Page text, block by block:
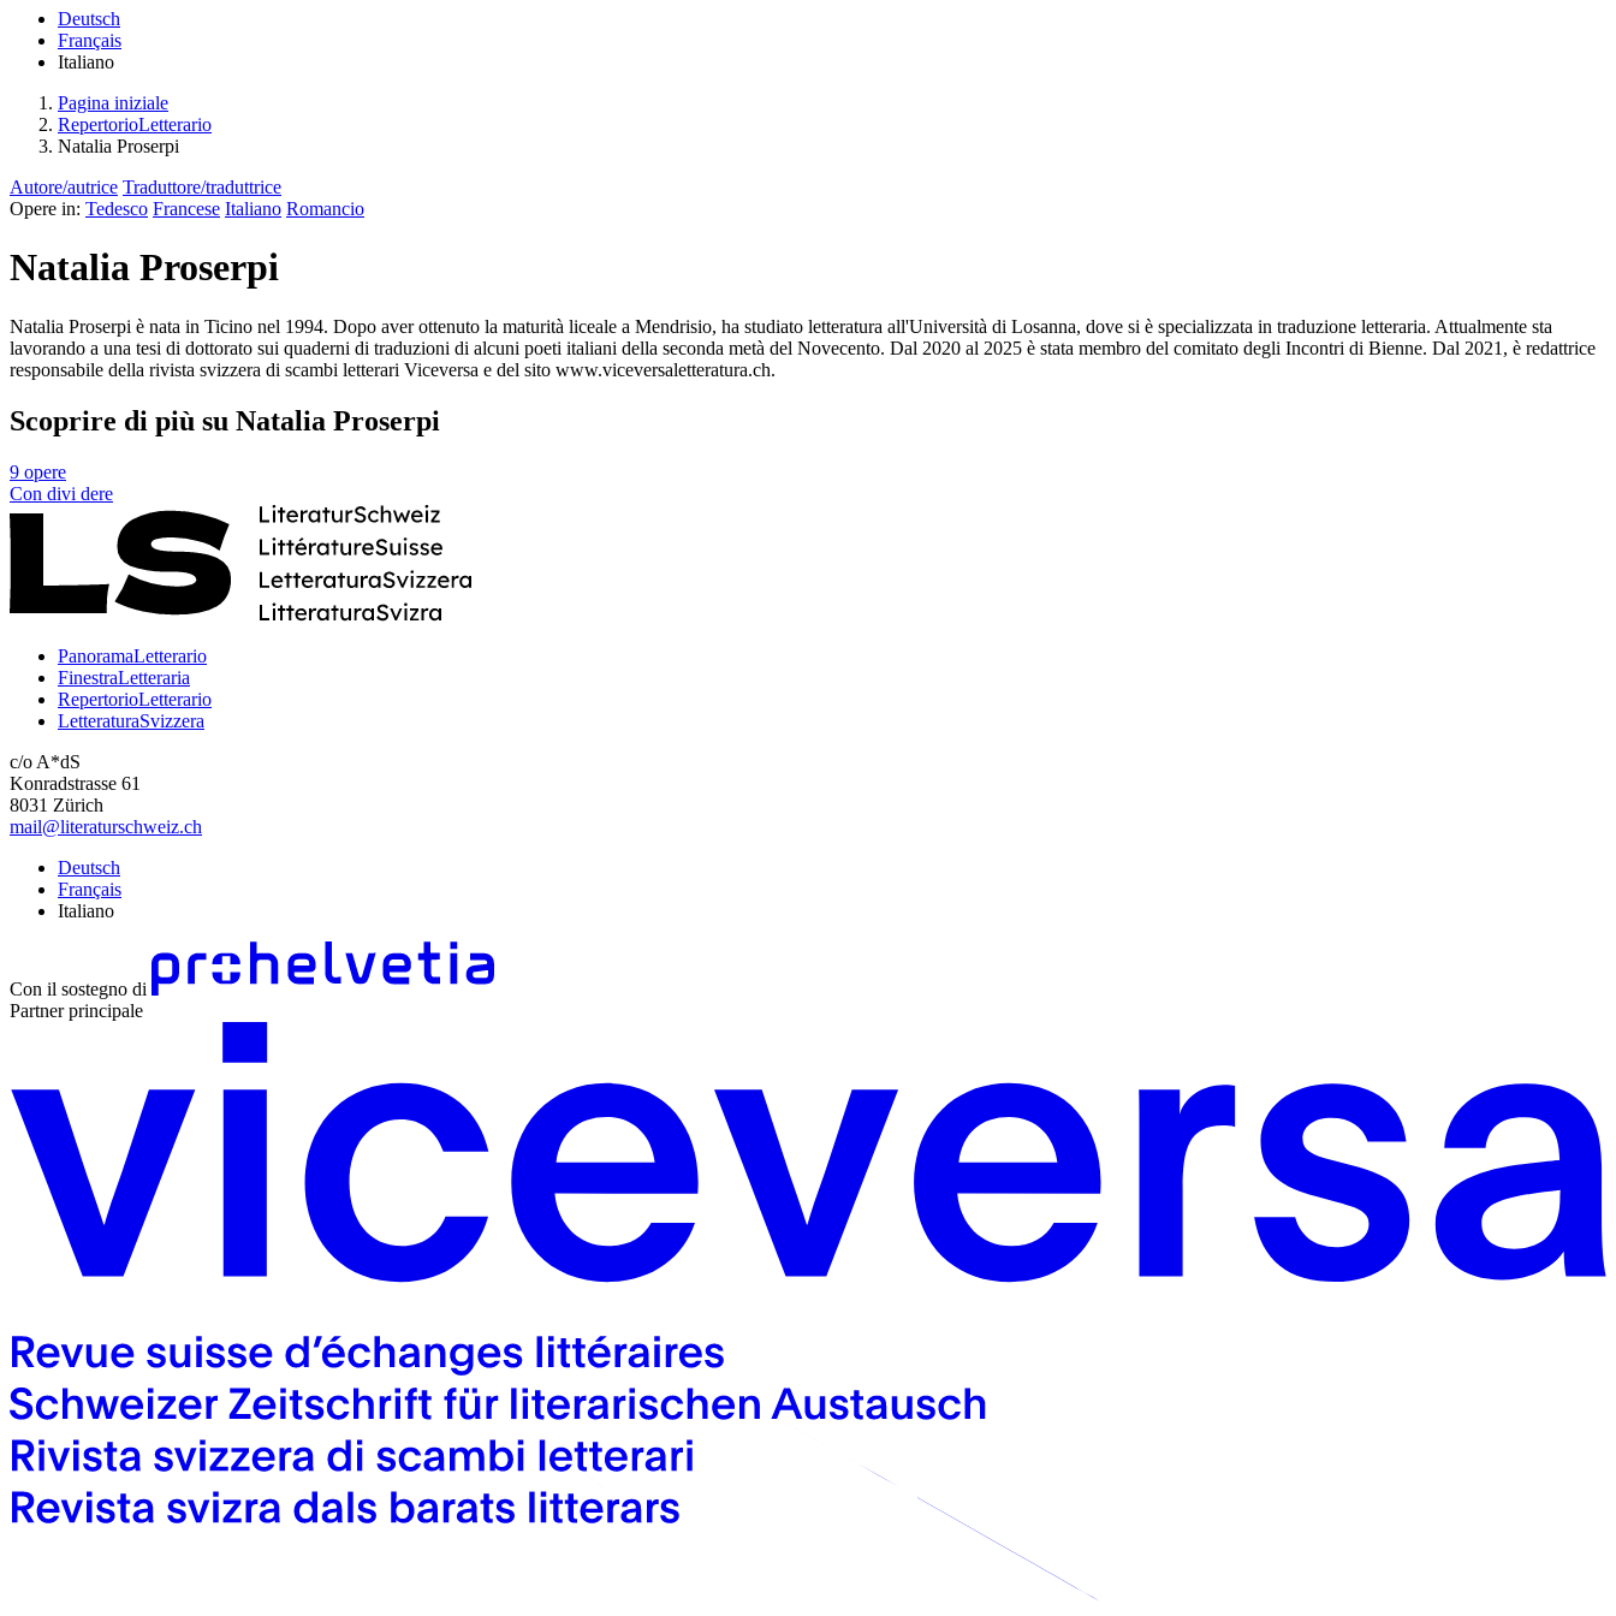
Deutsch
Français
Italiano
Pagina iniziale
RepertorioLetterario
Natalia Proserpi
Autore/autrice Traduttore/traduttrice
Opere in: Tedesco Francese Italiano Romancio
Natalia Proserpi
Natalia Proserpi è nata in Ticino nel 1994. Dopo aver ottenuto la maturità liceale a Mendrisio, ha studiato letteratura all'Università di Losanna, dove si è specializzata in traduzione letteraria. Attualmente sta
lavorando a una tesi di dottorato sui quaderni di traduzioni di alcuni poeti italiani della seconda metà del Novecento. Dal 2020 al 2025 è stata membro del comitato degli Incontri di Bienne. Dal 2021, è redattrice
responsabile della rivista svizzera di scambi letterari Viceversa e del sito www.viceversaletteratura.ch.
Scoprire di più su Natalia Proserpi
9 opere
Con divi dere
PanoramaLetterario
FinestraLetteraria
RepertorioLetterario
LetteraturaSvizzera
c/o A*dS
Konradstrasse 61
8031 Zürich
mail@literaturschweiz.ch
Deutsch
Français
Italiano
Con il sostegno di
Partner principale